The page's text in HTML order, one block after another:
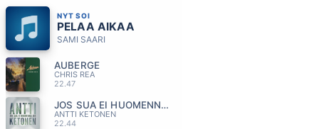
NYT SOI
PELAA AIKAA
SAMI SAARI
AUBERGE
CHRIS REA
22.47
JOS SUA EI HUOMENNA OIS
ANTTI KETONEN
22.44